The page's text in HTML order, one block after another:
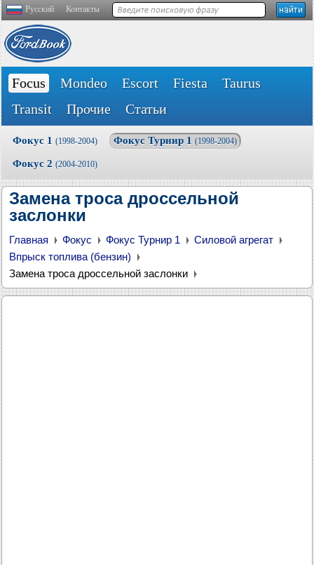
Русский Контакты
Focus Mondeo Escort Fiesta
Taurus
Transit
Прочие Статьи
Фокус 1 (1998-2004) Фокус Турнир 1 (1998-2004)
Фокус 2 (2004-2010)
Замена троса дроссельной
заслонки
Главная Фокус Фокус Турнир 1
Силовой агрегат
Впрыск топлива (бензин)
Замена троса дроссельной заслонки